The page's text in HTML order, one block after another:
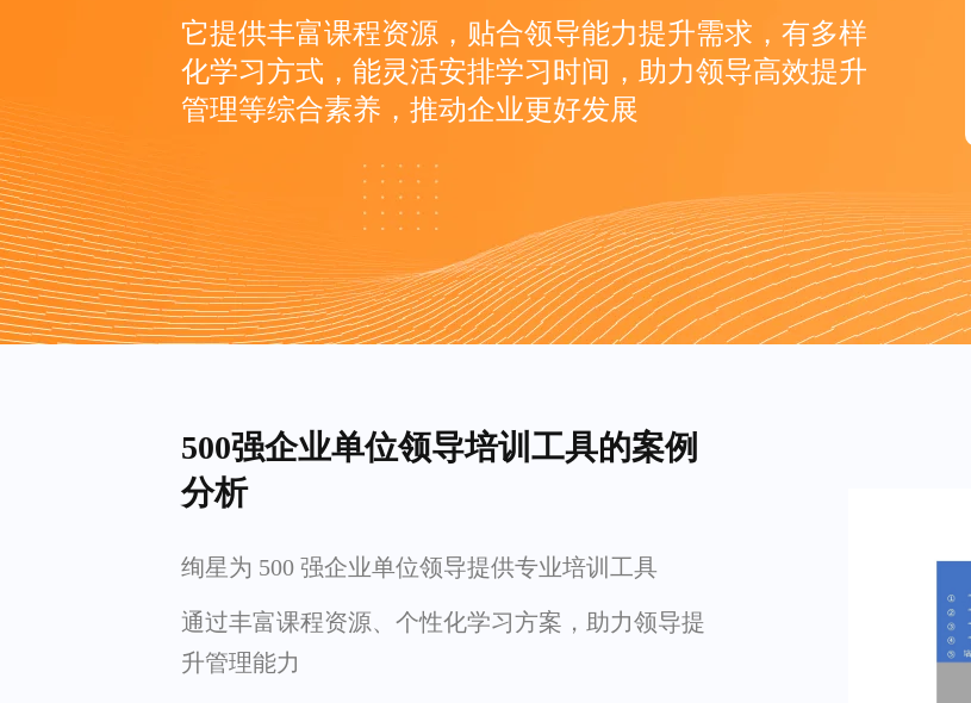
它提供丰富课程资源，贴合领导能力提升需求，有多样
化学习方式，能灵活安排学习时间，助力领导高效提升
管理等综合素养，推动企业更好发展
500强企业单位领导培训工具的案例
分析
绚星为 500 强企业单位领导提供专业培训工具
通过丰富课程资源、个性化学习方案，助力领导提
升管理能力